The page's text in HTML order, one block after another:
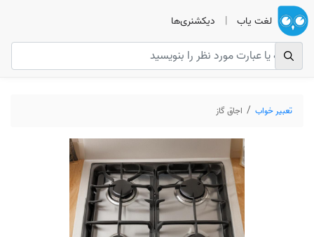
لغت یاب | دیکشنری‌ها
تعبیر خواب اجاق گاز